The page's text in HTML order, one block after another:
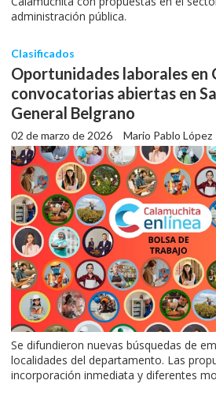
administración pública.
Oportunidades laborales en
convocatorias abiertas en
General Belgrano
Mario Pablo López
Clasificados
02 de marzo de 2026
Se difundieron nuevas búsquedas de
localidades del departamento. Las
incorporación inmediata y diferentes